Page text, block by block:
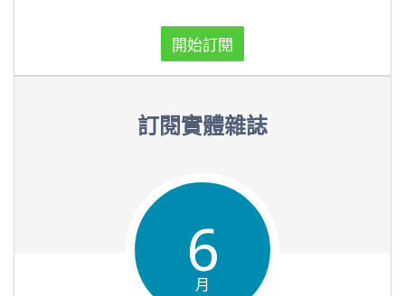
開始訂閱
訂閱實體雜誌
6
月